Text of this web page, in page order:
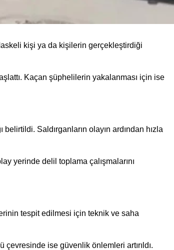
kişi ya da kişilerin gerçekleştirdiği
Kaçan şüphelilerin yakalanması için ise
Saldırganların olayın ardından hızla
yerinde delil toplama çalışmalarını
tespit edilmesi için teknik ve saha
ise güvenlik önlemleri artırıldı.